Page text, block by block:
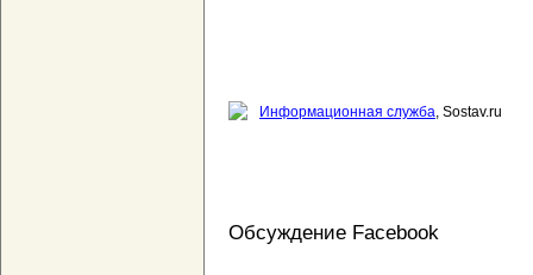
Информационная служба, Sostav.ru
Обсуждение Facebook